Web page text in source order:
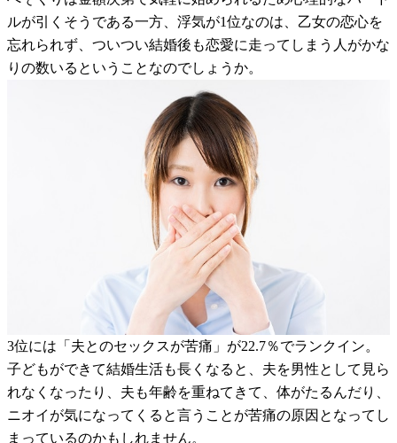
ルが引くそうである一方、浮気が1位なのは、乙女の恋心を
忘れられず、ついつい結婚後も恋愛に走ってしまう人がかな
りの数いるということなのでしょうか。
3位には「夫とのセックスが苦痛」が22.7％でランクイン。
子どもができて結婚生活も長くなると、夫を男性として見ら
れなくなったり、夫も年齢を重ねてきて、体がたるんだり、
ニオイが気になってくると言うことが苦痛の原因となってし
まっているのかもしれません。